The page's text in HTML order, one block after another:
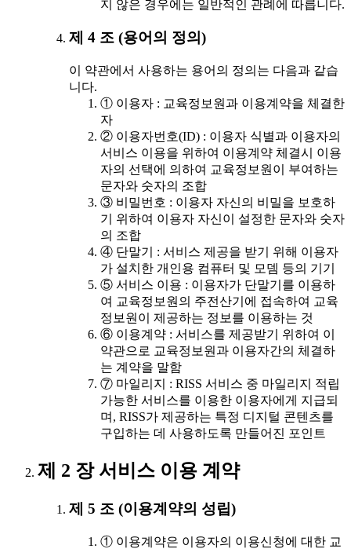
지 않은 경우에는 일반적인 관례에 따릅니다.
제 4 조 (용어의 정의)
이 약관에서 사용하는 용어의 정의는 다음과 같습
니다.
① 이용자 : 교육정보원과 이용계약을 체결한
자
② 이용자번호(ID) : 이용자 식별과 이용자의
서비스 이용을 위하여 이용계약 체결시 이용
자의 선택에 의하여 교육정보원이 부여하는
문자와 숫자의 조합
③ 비밀번호 : 이용자 자신의 비밀을 보호하
기 위하여 이용자 자신이 설정한 문자와 숫자
의 조합
④ 단말기 : 서비스 제공을 받기 위해 이용자
가 설치한 개인용 컴퓨터 및 모뎀 등의 기기
⑤ 서비스 이용 : 이용자가 단말기를 이용하
여 교육정보원의 주전산기에 접속하여 교육
정보원이 제공하는 정보를 이용하는 것
⑥ 이용계약 : 서비스를 제공받기 위하여 이
약관으로 교육정보원과 이용자간의 체결하
는 계약을 말함
⑦ 마일리지 : RISS 서비스 중 마일리지 적립
가능한 서비스를 이용한 이용자에게 지급되
며, RISS가 제공하는 특정 디지털 콘텐츠를
구입하는 데 사용하도록 만들어진 포인트
제 2 장 서비스 이용 계약
제 5 조 (이용계약의 성립)
① 이용계약은 이용자의 이용신청에 대한 교